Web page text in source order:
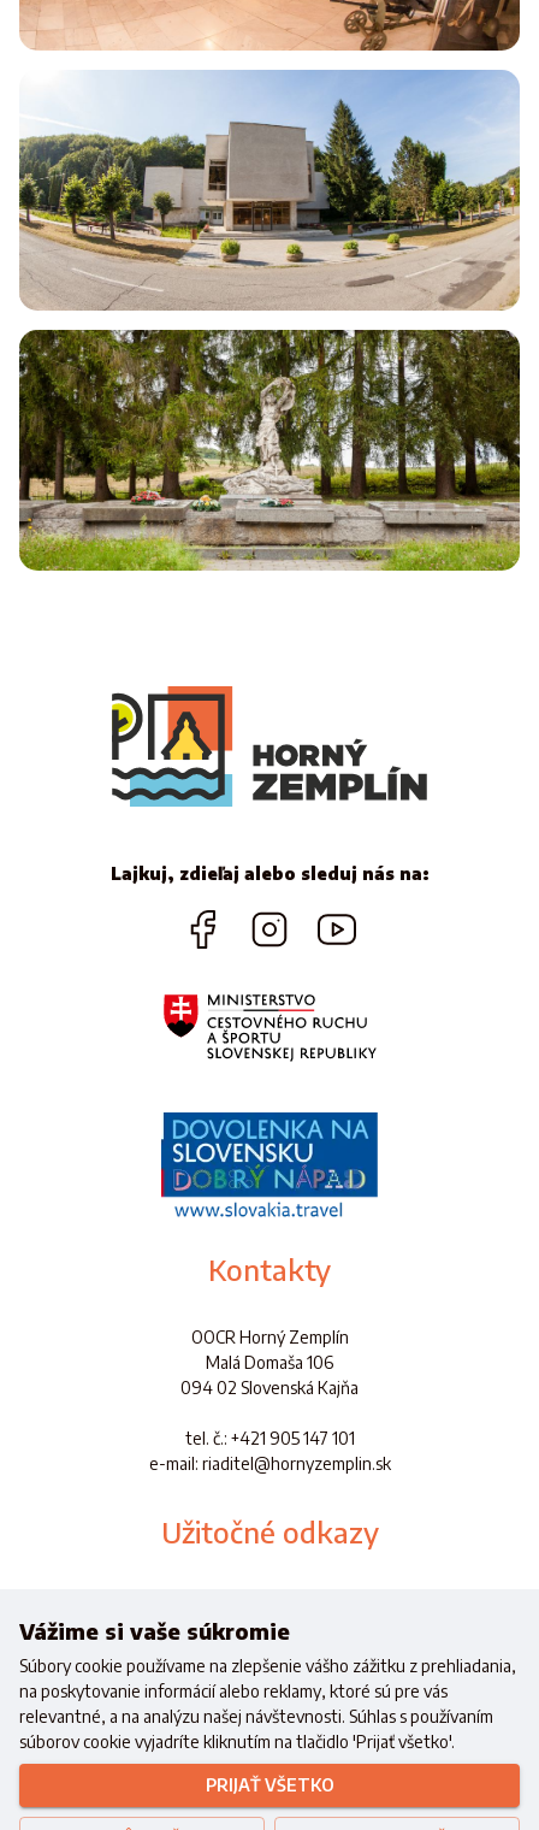
Lajkuj, zdieľaj alebo sleduj nás na:
Kontakty
OOCR Horný Zemplín
Malá Domaša 106
094 02 Slovenská Kajňa
tel. č.: +421 905 147 101
e-mail: riaditel@hornyzemplin.sk
Užitočné odkazy
Aplikácia
Realizované s finančnou podporouMinisterstva cestovného ruchu a
športu Slovenskej republiky
Copyright © 2021 OOCR HZ.Všetky práva vyhradené.
Vážime si vaše súkromie
Súbory cookie používame na zlepšenie vášho zážitku z prehliadania,
na poskytovanie informácií alebo reklamy, ktoré sú pre vás
relevantné, a na analýzu našej návštevnosti. Súhlas s používaním
súborov cookie vyjadríte kliknutím na tlačidlo 'Prijať všetko'.
PRIJAŤ VŠETKO